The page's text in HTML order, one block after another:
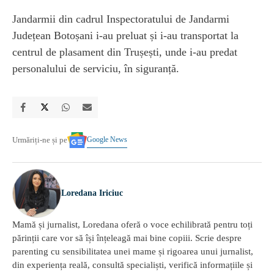
Jandarmii din cadrul Inspectoratului de Jandarmi
Județean Botoșani i-au preluat și i-au transportat la
centrul de plasament din Trușești, unde i-au predat
personalului de serviciu, în siguranță.
Urmăriți-ne și pe Google News
Loredana Iriciuc
Mamă și jurnalist, Loredana oferă o voce echilibrată pentru toți
părinții care vor să își înțeleagă mai bine copiii. Scrie despre
parenting cu sensibilitatea unei mame și rigoarea unui jurnalist,
din experiența reală, consultă specialiști, verifică informațiile și